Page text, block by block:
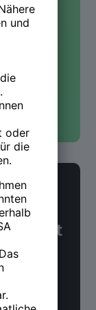
Dich
Zukunft
Tage.